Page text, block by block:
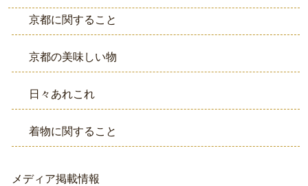
京都に関すること
京都の美味しい物
日々あれこれ
着物に関すること
メディア掲載情報